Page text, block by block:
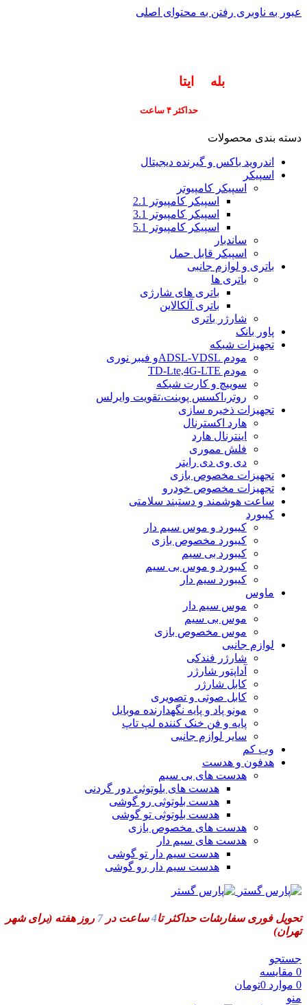
عبور به ناوبری رفتن به محتوای اصلی
بله ایتا
حداکثر ۴ ساعت
دسته بندی محصولات
اندروید باکس و گیرنده دیجیتال
اسپیکر
اسپیکر کامپیوتر
اسپیکر کامپیوتر 2.1
اسپیکر کامپیوتر 3.1
اسپیکر کامپیوتر 5.1
ساندبار
اسپیکر قابل حمل
باتری و لوازم جانبی
باتری ها
باتری های شارژی
باتری آلکالاین
شارژر باتری
پاور بانک
تجهیزات شبکه
مودم ADSL-VDSLو فیبر نوری
مودم TD-Lte,4G-LTE
سوییچ و کارت شبکه
روتر،اکسس پوینت،تقویت وایرلس
تجهیزات ذخیره سازی
هارد اکسترنال
اینترنال هارد
فلش مموری
دی وی دی رایتر
تجهیزات مخصوص بازی
تجهیزات مخصوص خودرو
ساعت هوشمند و دستبند سلامتی
کیبورد
کیبورد و موس سیم دار
کیبورد مخصوص بازی
کیبورد بی سیم
کیبورد و موس بی سیم
کیبورد سیم دار
ماوس
موس سیم دار
موس بی سیم
موس مخصوص بازی
لوازم جانبی
شارژر فندکی
آداپتور شارژر
کابل شارژر
کابل صوتی و تصویری
مونو پاد و پایه نگهدارنده موبایل
پایه و فن خنک کننده لپ تاپ
سایر لوازم جانبی
وب کم
هدفون و هدست
هدست های بی سیم
هدست های بلوتوثی دور گردنی
هدست بلوتوثی رو گوشی
هدست بلوتوثی تو گوشی
هدست های مخصوص بازی
هدست های سیم دار
هدست سیم دار تو گوشی
هدست سیم دار رو گوشی
تحویل فوری سفارشات حداکثر تا4ساعت در7 روز هفته (برای شهر
تهران)
جستجو
0 مقایسه
0 موارد 0تومان
منو